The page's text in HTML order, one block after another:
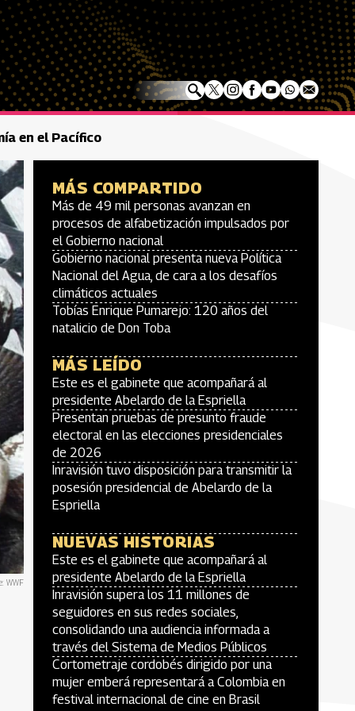
en el Pacífico
WWF
MÁS COMPARTIDO
Más de 49 mil personas avanzan en
procesos de alfabetización impulsados por
el Gobierno nacional
Gobierno nacional presenta nueva Política
Nacional del Agua, de cara a los desafíos
climáticos actuales
Tobías Enrique Pumarejo: 120 años del
natalicio de Don Toba
MÁS LEÍDO
Este es el gabinete que acompañará al
presidente Abelardo de la Espriella
Presentan pruebas de presunto fraude
electoral en las elecciones presidenciales
de 2026
Inravisión tuvo disposición para transmitir la
posesión presidencial de Abelardo de la
Espriella
NUEVAS HISTORIAS
Este es el gabinete que acompañará al
presidente Abelardo de la Espriella
Inravisión supera los 11 millones de
seguidores en sus redes sociales,
consolidando una audiencia informada a
través del Sistema de Medios Públicos
Cortometraje cordobés dirigido por una
mujer emberá representará a Colombia en
festival internacional de cine en Brasil